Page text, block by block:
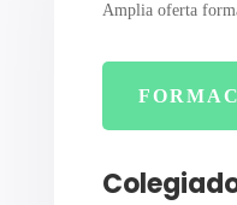
Amplia oferta